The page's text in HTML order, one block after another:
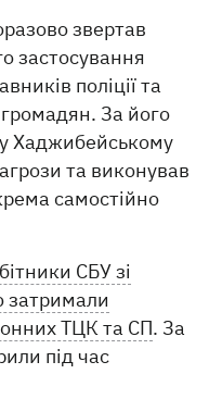
звертав
застосування
поліції та
За його
Хаджибейському
та виконував
самостійно
СБУ зі
затримали
ТЦК та СП. За
під час